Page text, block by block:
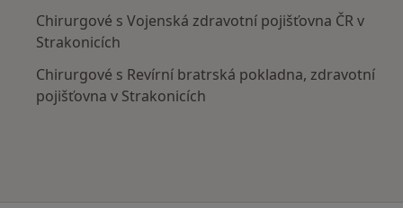
Chirurgové s Vojenská zdravotní pojišťovna ČR v
Strakonicích
Chirurgové s Revírní bratrská pokladna, zdravotní
pojišťovna v Strakonicích